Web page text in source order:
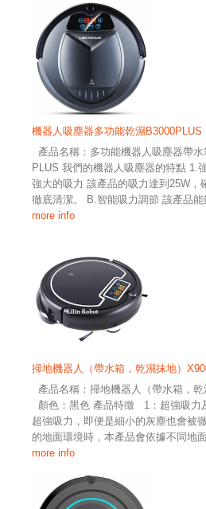
機器人吸塵器多功能乾濕B3000PLUS
產品名稱：多功能機器人吸塵器帶
PLUS 我們的機器人吸塵器的特點 1.
強大的吸力 該產品的吸力達到25W，
徹底清潔。 B.智能吸力調節 該產品
more info
掃地機器人（帶水箱，乾濕抹地）
產品名稱：掃地機器人（帶水箱，
顏色：黑色 產品特徵 1：超強吸力
超強吸力，即便是細小的灰塵也會被
的地面環境時，本產品會依據不同地
more info